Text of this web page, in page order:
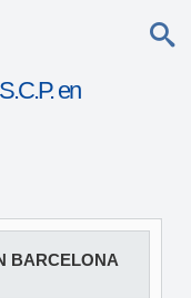
en
BARCELONA